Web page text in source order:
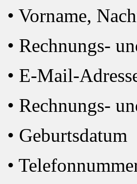
• Vorname,
• Rechnungs-
• E-Mail-
• Rechnungs-
• Geburtsdatum
•